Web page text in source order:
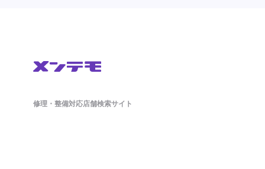
修理・整備対応店舗検索サイト